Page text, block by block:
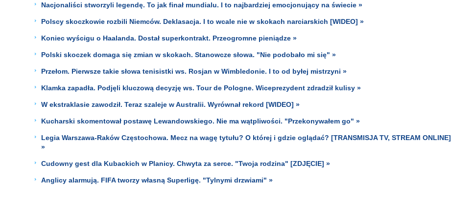
Nacjonaliści stworzyli legendę. To jak finał mundialu. I to najbardziej emocjonujący na świecie »
Polscy skoczkowie rozbili Niemców. Deklasacja. I to wcale nie w skokach narciarskich [WIDEO] »
Koniec wyścigu o Haalanda. Dostał superkontrakt. Przeogromne pieniądze »
Polski skoczek domaga się zmian w skokach. Stanowcze słowa. "Nie podobało mi się" »
Przełom. Pierwsze takie słowa tenisistki ws. Rosjan w Wimbledonie. I to od byłej mistrzyni »
Klamka zapadła. Podjęli kluczową decyzję ws. Tour de Pologne. Wiceprezydent zdradził kulisy »
W ekstraklasie zawodził. Teraz szaleje w Australii. Wyrównał rekord [WIDEO] »
Kucharski skomentował postawę Lewandowskiego. Nie ma wątpliwości. "Przekonywałem go" »
Legia Warszawa-Raków Częstochowa. Mecz na wagę tytułu? O której i gdzie oglądać? [TRANSMISJA TV, STREAM ONLINE]
»
Cudowny gest dla Kubackich w Planicy. Chwyta za serce. "Twoja rodzina" [ZDJĘCIE] »
Anglicy alarmują. FIFA tworzy własną Superligę. "Tylnymi drzwiami" »